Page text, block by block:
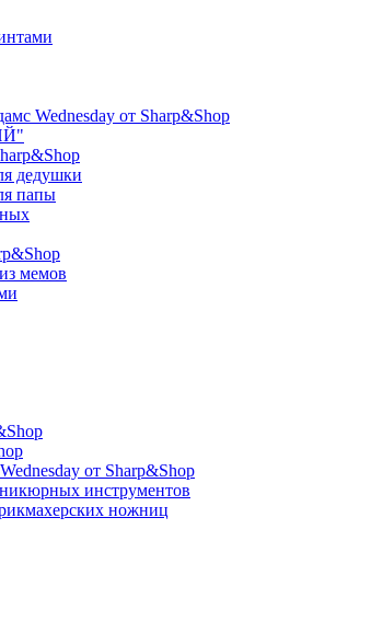
Wednesday от Sharp&Shop
дедушки
папы
мемов
от Sharp&Shop
инструментов
ножниц